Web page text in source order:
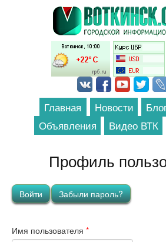
Перейти к основному содержанию
Главная Новости
Объявления
Видео ВТК
Профиль
Главные вкладки
Войти(активная вкладка)
Забыли пароль?
Имя пользователя *